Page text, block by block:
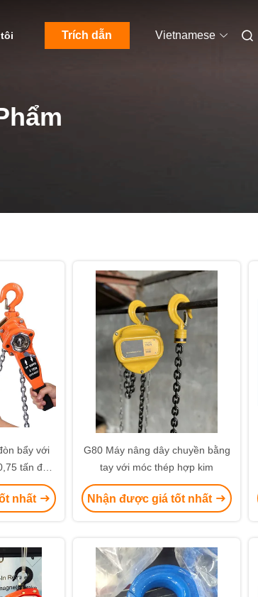
Trích dẫn Vietnamese
bẩy với
tấn đến
nhất
G80 Máy nâng dây chuyền bằng
tay với móc thép hợp kim
Nhận được giá tốt nhất